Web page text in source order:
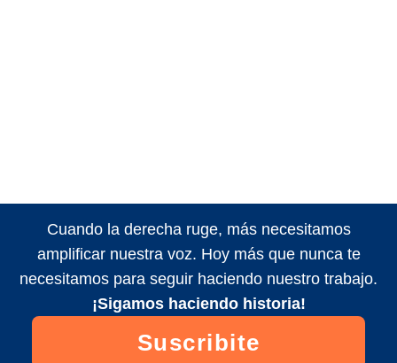
Cuando la derecha ruge, más necesitamos
amplificar nuestra voz. Hoy más que nunca te
necesitamos para seguir haciendo nuestro trabajo.
¡Sigamos haciendo historia!
Suscribite